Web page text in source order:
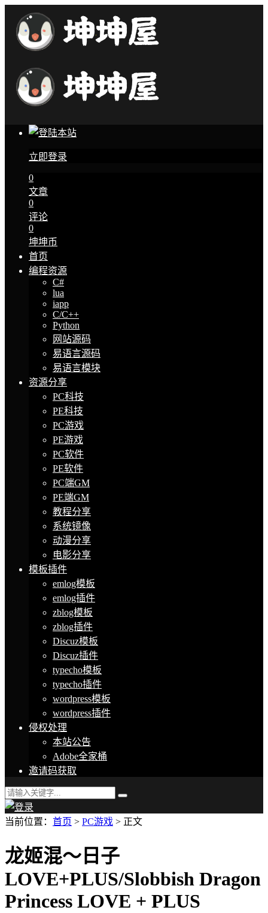
立即登录
0
文章
0
评论
0
坤坤币
首页
编程资源
C#
lua
iapp
C/C++
Python
网站源码
易语言源码
易语言模块
资源分享
PC科技
PE科技
PC游戏
PE游戏
PC软件
PE软件
PC端GM
PE端GM
教程分享
系统镜像
动漫分享
电影分享
模板插件
emlog模板
emlog插件
zblog模板
zblog插件
Discuz模板
Discuz插件
typecho模板
typecho插件
wordpress模板
wordpress插件
侵权处理
本站公告
Adobe全家桶
邀请码获取
当前位置： 首页 > PC游戏 > 正文
龙姬混～日子
LOVE+PLUS/Slobbish Dragon
Princess LOVE + PLUS